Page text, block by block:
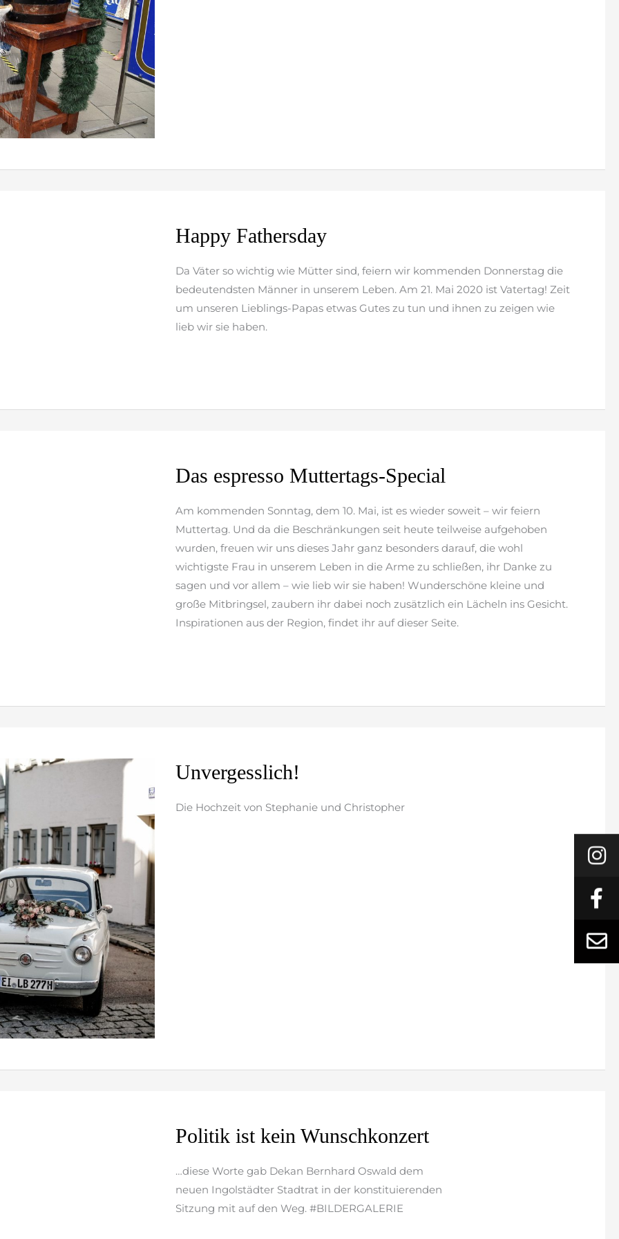
Happy Fathersday
Da Väter so wichtig wie Mütter sind, feiern wir kommenden Donnerstag die
bedeutendsten Männer in unserem Leben. Am 21. Mai 2020 ist Vatertag! Zeit
um unseren Lieblings-Papas etwas Gutes zu tun und ihnen zu zeigen wie
lieb wir sie haben.
Happy
Fathersday
Das espresso Muttertags-Special
Am kommenden Sonntag, dem 10. Mai, ist es wieder soweit – wir feiern
Muttertag. Und da die Beschränkungen seit heute teilweise aufgehoben
wurden, freuen wir uns dieses Jahr ganz besonders darauf, die wohl
wichtigste Frau in unserem Leben in die Arme zu schließen, ihr Danke zu
sagen und vor allem – wie lieb wir sie haben! Wunderschöne kleine und
große Mitbringsel, zaubern ihr dabei noch zusätzlich ein Lächeln ins Gesicht.
Inspirationen aus der Region, findet ihr auf dieser Seite.
Das
Muttertags-
Special
Unvergesslich!
Die Hochzeit von Stephanie und Christopher
Unvergesslich!
Politik ist kein Wunschkonzert
…diese Worte gab Dekan Bernhard Oswald dem
neuen Ingolstädter Stadtrat in der konstituierenden
Sitzung mit auf den Weg. #BILDERGALERIE
Politik
kein
Wunschkonzert